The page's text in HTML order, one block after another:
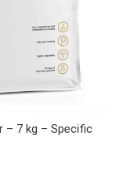
– 7 kg – Specific